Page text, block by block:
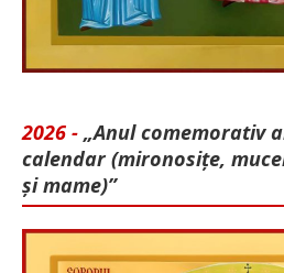
2026 - „Anul comemorativ
calendar (mironosițe,
și mame)”